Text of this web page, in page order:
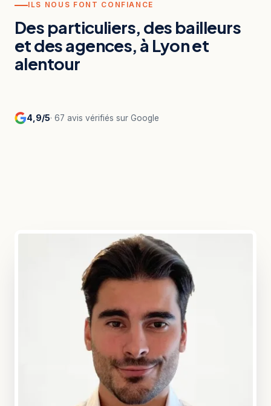
ILS NOUS FONT CONFIANCE
Des particuliers, des bailleurs
et des agences, à Lyon et
alentour
4,9/5· 67 avis vérifiés sur Google